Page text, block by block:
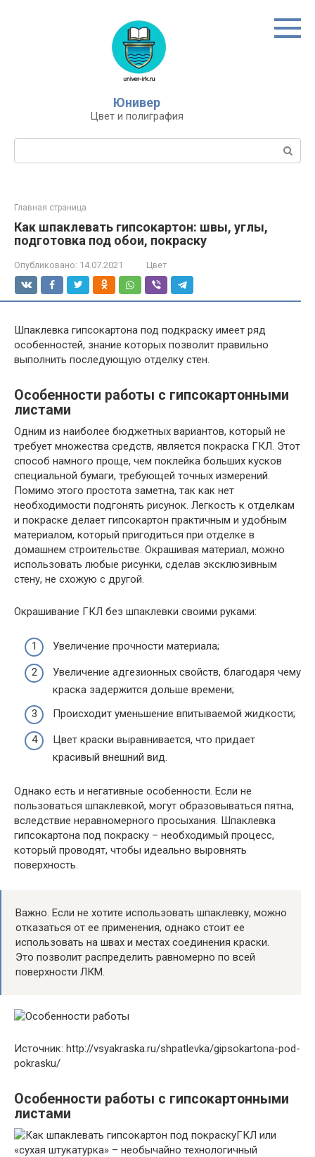
Юнивер
Цвет и полиграфия
Главная страница
Как шпаклевать гипсокартон: швы, углы,
подготовка под обои, покраску
Опубликовано: 14.07.2021 Цвет
Шпаклевка гипсокартона под подкраску имеет ряд
особенностей, знание которых позволит правильно
выполнить последующую отделку стен.
Особенности работы с гипсокартонными
листами
Одним из наиболее бюджетных вариантов, который не
требует множества средств, является покраска ГКЛ. Этот
способ намного проще, чем поклейка больших кусков
специальной бумаги, требующей точных измерений.
Помимо этого простота заметна, так как нет
необходимости подгонять рисунок. Легкость к отделкам
и покраске делает гипсокартон практичным и удобным
материалом, который пригодиться при отделке в
домашнем строительстве. Окрашивая материал, можно
использовать любые рисунки, сделав эксклюзивным
стену, не схожую с другой.
Окрашивание ГКЛ без шпаклевки своими руками:
Увеличение прочности материала;
Увеличение адгезионных свойств, благодаря чему
краска задержится дольше времени;
Происходит уменьшение впитываемой жидкости;
Цвет краски выравнивается, что придает
красивый внешний вид.
Однако есть и негативные особенности. Если не
пользоваться шпаклевкой, могут образовываться пятна,
вследствие неравномерного просыхания. Шпаклевка
гипсокартона под покраску – необходимый процесс,
который проводят, чтобы идеально выровнять
поверхность.
Важно. Если не хотите использовать шпаклевку, можно
отказаться от ее применения, однако стоит ее
использовать на швах и местах соединения краски.
Это позволит распределить равномерно по всей
поверхности ЛКМ.
Источник: http://vsyakraska.ru/shpatlevka/gipsokartona-pod-
pokrasku/
Особенности работы с гипсокартонными
листами
ГКЛ или
«сухая штукатурка» – необычайно технологичный